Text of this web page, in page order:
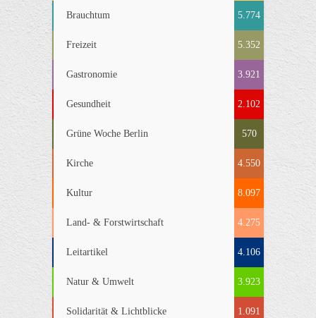
Brauchtum 5.774
Freizeit 5.352
Gastronomie 3.921
Gesundheit 2.102
Grüne Woche Berlin 570
Kirche 4.550
Kultur 8.097
Land- & Forstwirtschaft 4.275
Leitartikel 4.106
Natur & Umwelt 3.923
Solidarität & Lichtblicke 1.091